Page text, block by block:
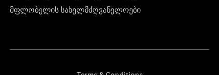
მფლობელის სახელმძღვანელოები